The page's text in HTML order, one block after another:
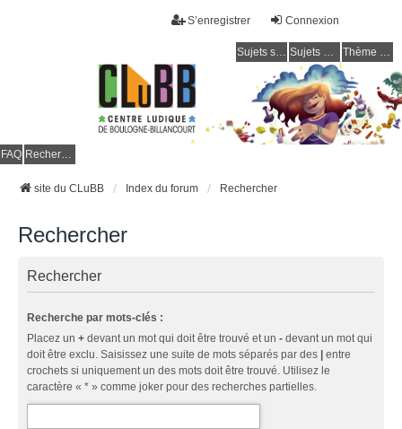
Connexion
S’enregistrer
Sujets sans réponse Sujets actifs Thème clair / foncé
FAQ Rechercher
site du CLuBB Index du forum Rechercher
Rechercher
Rechercher
Recherche par mots-clés :
Placez un + devant un mot qui doit être trouvé et un - devant un mot qui
doit être exclu. Saisissez une suite de mots séparés par des | entre
crochets si uniquement un des mots doit être trouvé. Utilisez le
caractère « * » comme joker pour des recherches partielles.